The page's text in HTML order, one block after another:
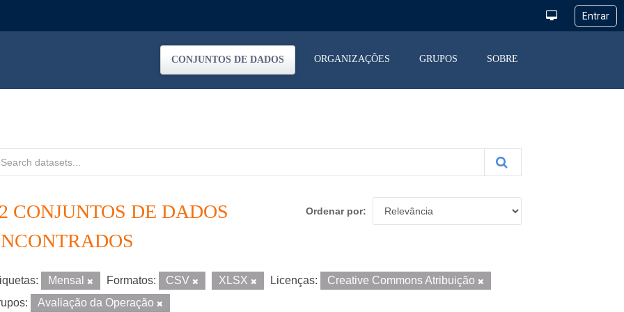
CONJUNTOS DE DADOS ORGANIZAÇÕES GRUPOS SOBRE
Ordenar por
CONJUNTOS DE DADOS
Mensal Formatos: CSV XLSX Licenças:
Creative Commons Atribuição
Avaliação da Operação